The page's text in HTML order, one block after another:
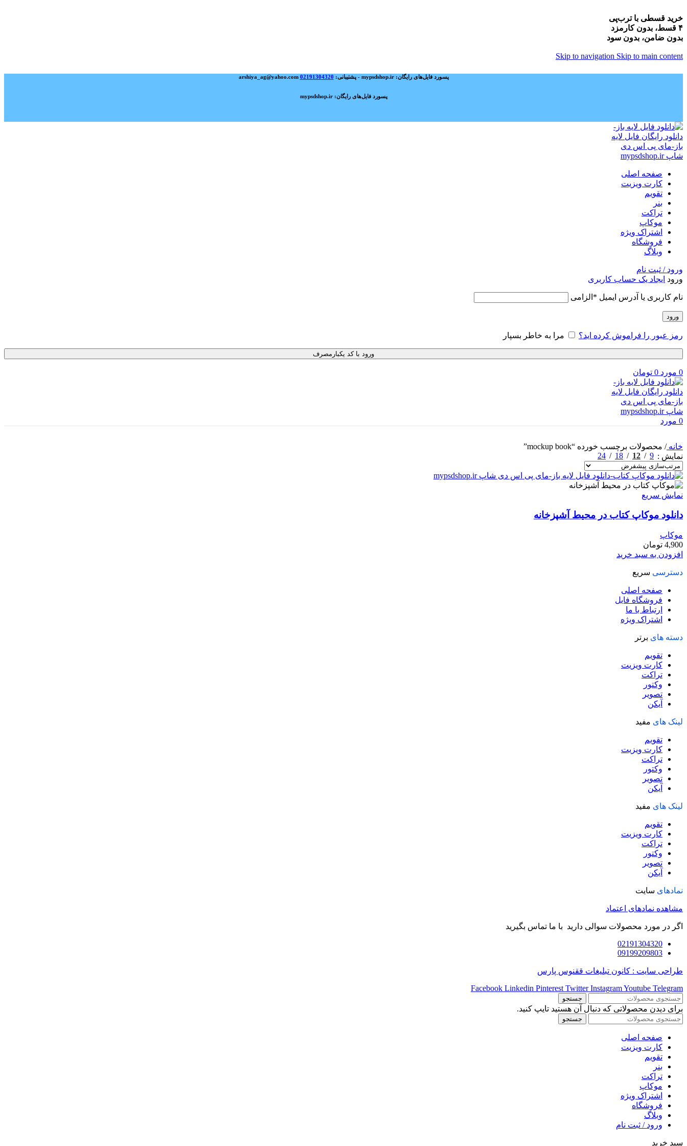
خرید قسطی با ترب‌پی
۴ قسط، بدون کارمزد
بدون ضامن، بدون سود
Skip to navigation Skip to main content
پسورد فایل‌های رایگان: mypsdshop.ir - پشتیبانی: arshiya_ag@yahoo.com 02191304320
پسورد فایل‌های رایگان: mypsdshop.ir
صفحه اصلی
کارت ویزیت
تقویم
بنر
تراکت
موکاپ
اشتراک ویژه
فروشگاه
وبلاگ
ورود / ثبت نام
ورود ایجاد یک حساب کاربری
نام کاربری یا آدرس ایمیل * الزامی
ورود
رمز عبور را فراموش کرده اید؟ مرا به خاطر بسپار
ورود با کد یکبارمصرف
0 مورد 0 تومان
0 مورد
خانه/ محصولات برچسب خورده “mockup book”
نمایش
9
12
18
24
نمایش سریع
دانلود موکاپ کتاب در محیط آشپزخانه
موکاپ
4,900 تومان
افزودن به سبد خرید
دسترسی سریع
صفحه اصلی
فروشگاه فایل
ارتباط با ما
اشتراک ویژه
دسته های برتر
تقویم
کارت ویزیت
تراکت
وکتور
تصویر
آیکن
لینک های مفید
تقویم
کارت ویزیت
تراکت
وکتور
تصویر
آیکن
لینک های مفید
تقویم
کارت ویزیت
تراکت
وکتور
تصویر
آیکن
نمادهای سایت
مشاهده نمادهای اعتماد
اگر در مورد محصولات سوالی دارید با ما تماس بگیرید
02191304320
09199209803
طراحی سایت : کانون تبلیغات ققنوس پارس
Facebook Linkedin Pinterest Twitter InstagramYoutube Telegram
جستجو
برای دیدن محصولاتی که دنبال آن هستید تایپ کنید.
جستجو
صفحه اصلی
کارت ویزیت
تقویم
بنر
تراکت
موکاپ
اشتراک ویژه
فروشگاه
وبلاگ
ورود / ثبت نام
سبد خرید